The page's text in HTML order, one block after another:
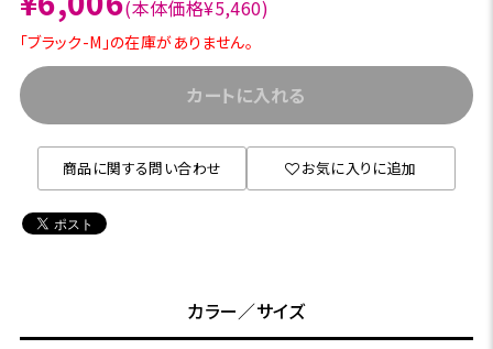
(本体価格¥5,460)
「ブラック-M」の在庫がありません。
カートに入れる
商品に関する問い合わせ お気に入りに追加
カラー／サイズ